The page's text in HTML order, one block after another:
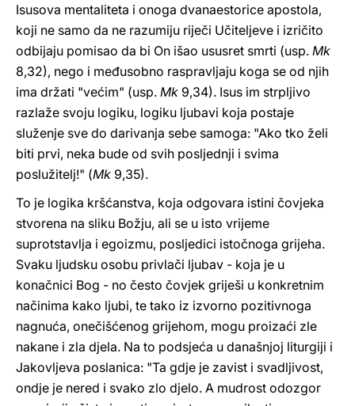
Isusova mentaliteta i onoga dvanaestorice apostola,
koji ne samo da ne razumiju riječi Učiteljeve i izričito
odbijaju pomisao da bi On išao ususret smrti (usp. Mk
8,32), nego i međusobno raspravljaju koga se od njih
ima držati "većim" (usp. Mk 9,34). Isus im strpljivo
razlaže svoju logiku, logiku ljubavi koja postaje
služenje sve do darivanja sebe samoga: "Ako tko želi
biti prvi, neka bude od svih posljednji i svima
poslužitelj!" (Mk 9,35).
To je logika kršćanstva, koja odgovara istini čovjeka
stvorena na sliku Božju, ali se u isto vrijeme
suprotstavlja i egoizmu, posljedici istočnoga grijeha.
Svaku ljudsku osobu privlači ljubav - koja je u
konačnici Bog - no često čovjek griješi u konkretnim
načinima kako ljubi, te tako iz izvorno pozitivnoga
nagnuća, onečišćenog grijehom, mogu proizaći zle
nakane i zla djela. Na to podsjeća u današnjoj liturgiji i
Jakovljeva poslanica: "Ta gdje je zavist i svadljivost,
ondje je nered i svako zlo djelo. A mudrost odozgor